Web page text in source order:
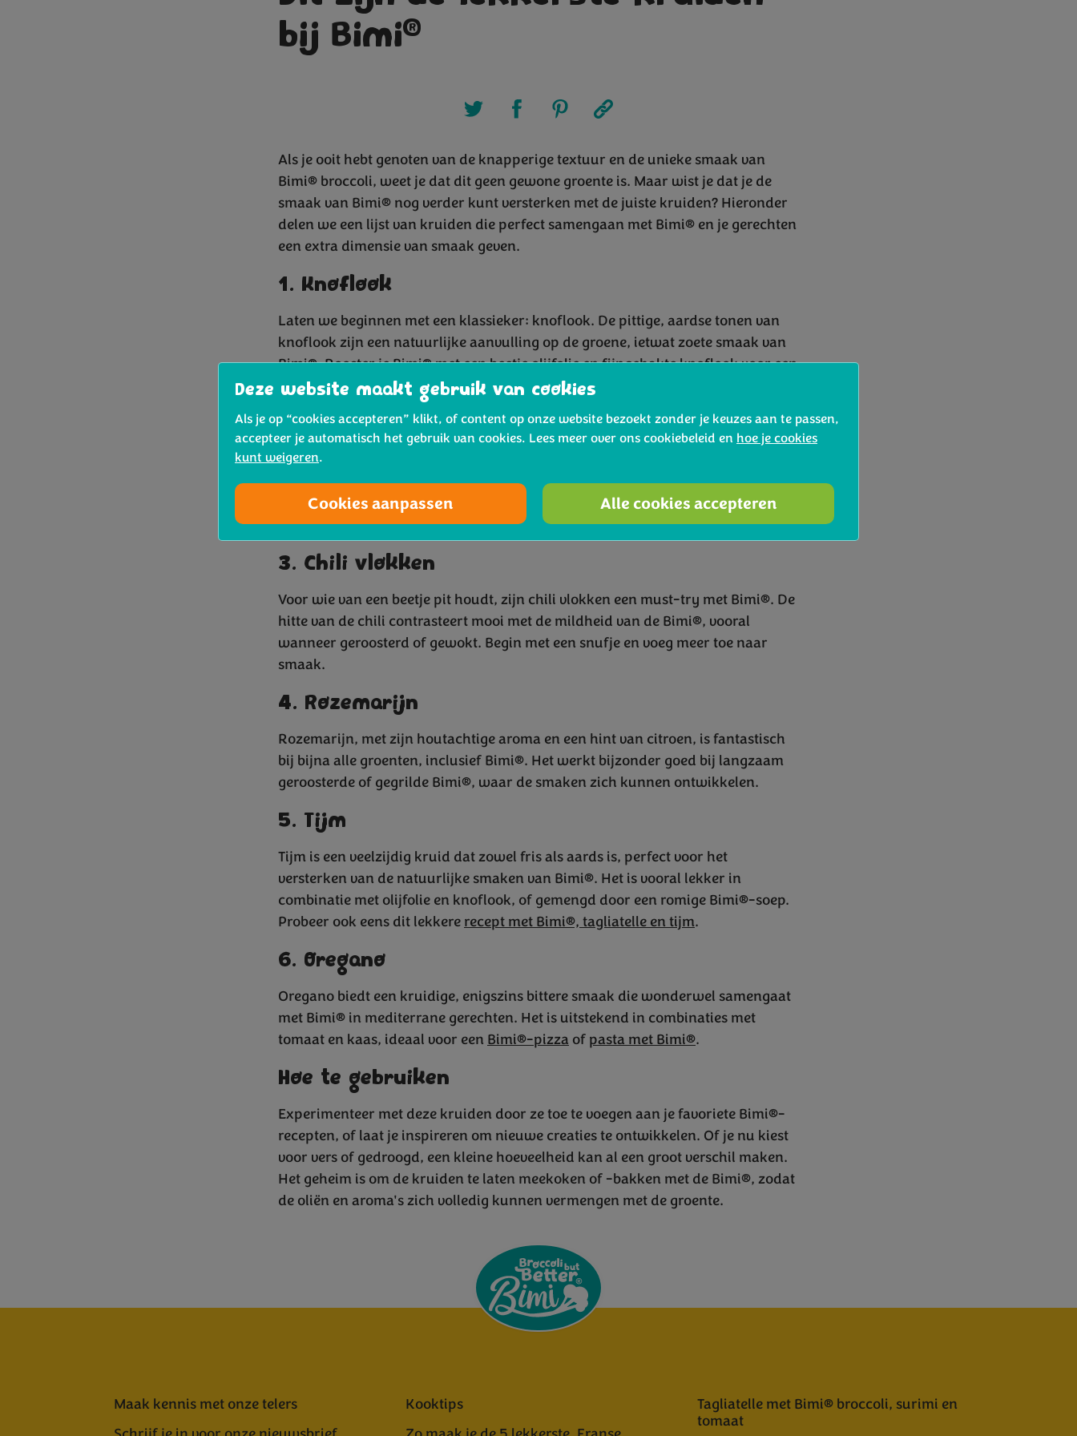
bij Bimi®
Als je ooit hebt genoten van de knapperige textuur en de unieke smaak van
Bimi® broccoli, weet je dat dit geen gewone groente is. Maar wist je dat je de
smaak van Bimi® nog verder kunt versterken met de juiste kruiden? Hieronder
delen we een lijst van kruiden die perfect samengaan met Bimi® en je gerechten
een extra dimensie van smaak geven.
1. Knoflook
Laten we beginnen met een klassieker: knoflook. De pittige, aardse tonen van
knoflook zijn een natuurlijke aanvulling op de groene, ietwat zoete smaak van
Bimi®. Rooster je Bimi® met een beetje olijfolie en fijngehakte knoflook voor een
eenvoudig, maar onweerstaanbaar bijgerecht. Bekijk ook onze tips om
2. Citroenmelisse
Citroenmelisse, met zijn frisse citrussmaak, kan een lichte, zomerse toets geven
aan Bimi®. Het is bijzonder goed in salades of als toevoeging aan een lichte
Bimi®-pasta, waar het zorgt voor een verkwikkende twist.
3. Chili vlokken
Voor wie van een beetje pit houdt, zijn chili vlokken een must-try met Bimi®. De
hitte van de chili contrasteert mooi met de mildheid van de Bimi®, vooral
wanneer geroosterd of gewokt. Begin met een snufje en voeg meer toe naar
smaak.
4. Rozemarijn
Rozemarijn, met zijn houtachtige aroma en een hint van citroen, is fantastisch
bij bijna alle groenten, inclusief Bimi®. Het werkt bijzonder goed bij langzaam
geroosterde of gegrilde Bimi®, waar de smaken zich kunnen ontwikkelen.
5. Tijm
Tijm is een veelzijdig kruid dat zowel fris als aards is, perfect voor het
versterken van de natuurlijke smaken van Bimi®. Het is vooral lekker in
combinatie met olijfolie en knoflook, of gemengd door een romige Bimi®-soep.
Probeer ook eens dit lekkere recept met Bimi®, tagliatelle en tijm.
6. Oregano
Oregano biedt een kruidige, enigszins bittere smaak die wonderwel samengaat
met Bimi® in mediterrane gerechten. Het is uitstekend in combinaties met
tomaat en kaas, ideaal voor een Bimi®-pizza of pasta met Bimi®.
Hoe te gebruiken
Experimenteer met deze kruiden door ze toe te voegen aan je favoriete Bimi®-
recepten, of laat je inspireren om nieuwe creaties te ontwikkelen. Of je nu kiest
voor vers of gedroogd, een kleine hoeveelheid kan al een groot verschil maken.
Het geheim is om de kruiden te laten meekoken of -bakken met de Bimi®, zodat
de oliën en aroma's zich volledig kunnen vermengen met de groente.
Deze website maakt gebruik van cookies
Als je op “cookies accepteren” klikt, of content op onze website bezoekt zonder je keuzes aan te passen,
accepteer je automatisch het gebruik van cookies. Lees meer over ons cookiebeleid en hoe je cookies
kunt weigeren.
Cookies aanpassen Alle cookies accepteren
Maak kennis met onze telers
Kooktips
Tagliatelle met Bimi® broccoli, surimi en
tomaat